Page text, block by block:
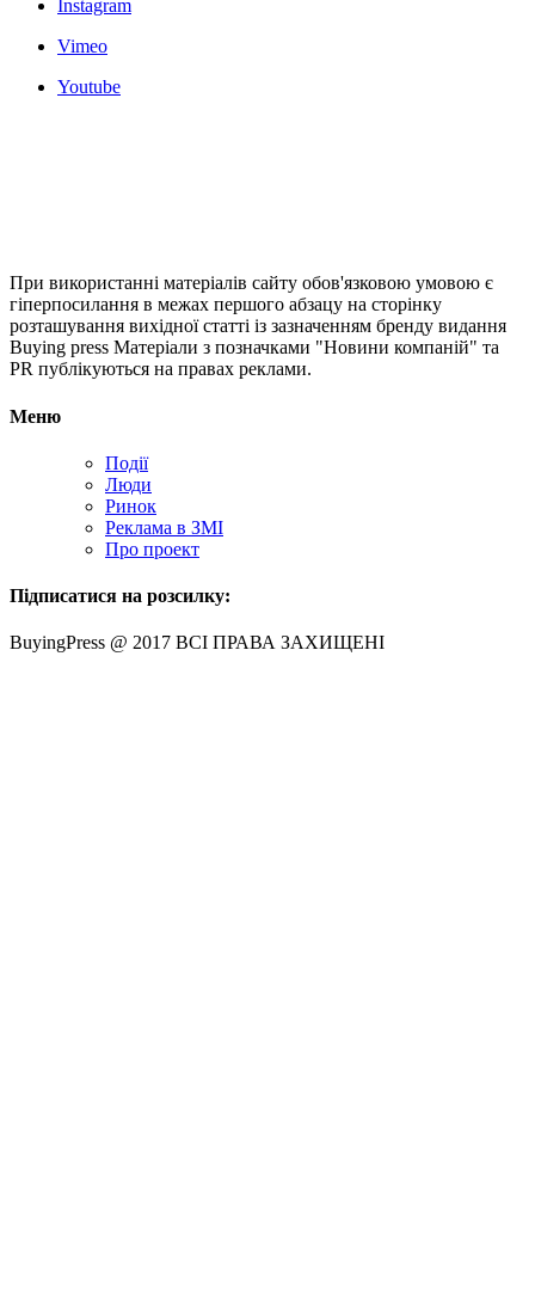
Instagram
Vimeo
Youtube
При використанні матеріалів сайту обов'язковою умовою є
гіперпосилання в межах першого абзацу на сторінку
розташування вихідної статті із зазначенням бренду видання
Buying press Матеріали з позначками "Новини компаній" та
PR публікуються на правах реклами.
Меню
Події
Люди
Ринок
Реклама в ЗМІ
Про проект
Підписатися на розсилку:
BuyingPress @ 2017 ВСІ ПРАВА ЗАХИЩЕНІ